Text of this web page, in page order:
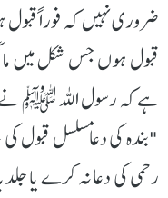
ضروری نہیں کہ فوراً
قبول ہوں جس شکل میں
ہے کہ رسول اللہ ﷺ نے
"بندہ کی دعا مسلسل قبول
رحمی کی دعا نہ کرے یا